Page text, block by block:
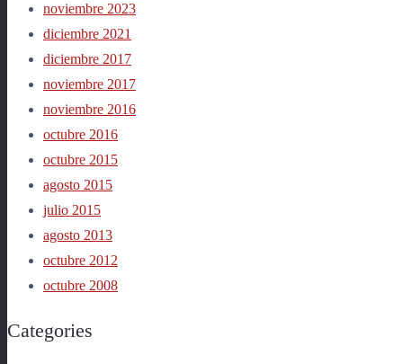
noviembre 2023
diciembre 2021
diciembre 2017
noviembre 2017
noviembre 2016
octubre 2016
octubre 2015
agosto 2015
julio 2015
agosto 2013
octubre 2012
octubre 2008
Categories